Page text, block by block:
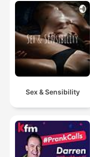
Sex & Sensibility